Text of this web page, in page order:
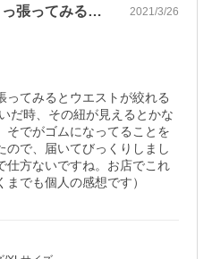
内側に謎の紐があり、引っ張ってみるとウ… 2021/3/26
ってみるとウエストが絞れる
だ時、その紐が見えるとかな
でがゴムになってることを
ので、届いてびっくりしまし
仕方ないですね。お店でこれ
でも個人の感想です）